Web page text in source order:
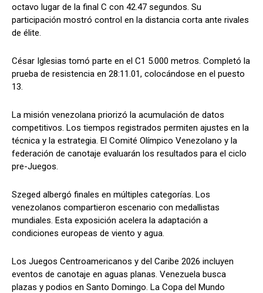
octavo lugar de la final C con 42.47 segundos. Su
participación mostró control en la distancia corta ante rivales
de élite.
César Iglesias tomó parte en el C1 5.000 metros. Completó la
prueba de resistencia en 28:11.01, colocándose en el puesto
13.
La misión venezolana priorizó la acumulación de datos
competitivos. Los tiempos registrados permiten ajustes en la
técnica y la estrategia. El Comité Olímpico Venezolano y la
federación de canotaje evaluarán los resultados para el ciclo
pre-Juegos.
Szeged albergó finales en múltiples categorías. Los
venezolanos compartieron escenario con medallistas
mundiales. Esta exposición acelera la adaptación a
condiciones europeas de viento y agua.
Los Juegos Centroamericanos y del Caribe 2026 incluyen
eventos de canotaje en aguas planas. Venezuela busca
plazas y podios en Santo Domingo. La Copa del Mundo